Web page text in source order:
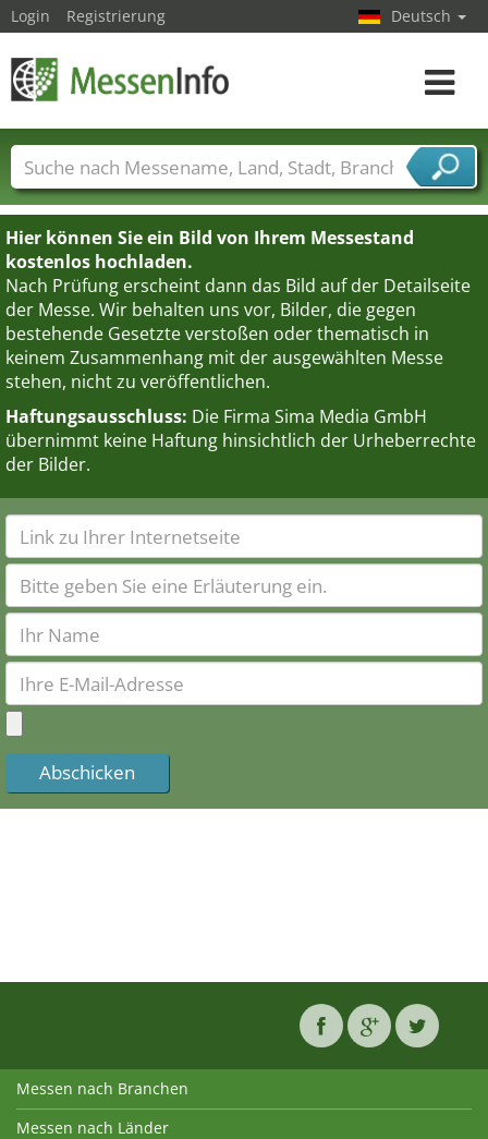
Hier können Sie ein Bild von Ihrem Messestand
kostenlos hochladen.
Nach Prüfung erscheint dann das Bild auf der Detailseite
der Messe. Wir behalten uns vor, Bilder, die gegen
bestehende Gesetzte verstoßen oder thematisch in
keinem Zusammenhang mit der ausgewählten Messe
stehen, nicht zu veröffentlichen.
Haftungsausschluss: Die Firma Sima Media GmbH
übernimmt keine Haftung hinsichtlich der Urheberrechte
der Bilder.
Login Registrierung Deutsch
Toggle
Messenamen Länder Städte
Branchen
Dienstleisterbranchen
Messen nach Branchen
Messen nach Länder